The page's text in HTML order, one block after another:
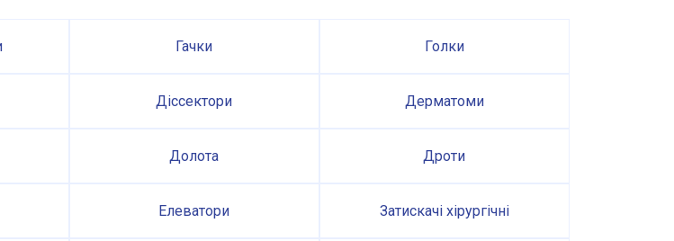
Гачки Голки
Діссектори Дерматоми
Долота Дроти
Елеватори Затискачі хірургічні